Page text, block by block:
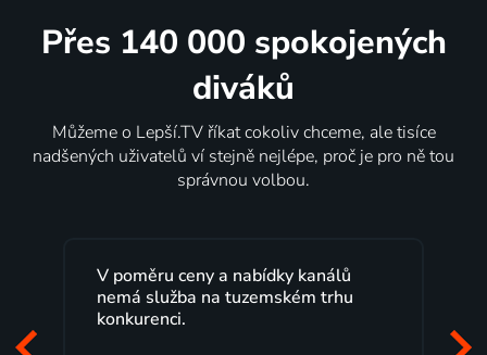
Přes 140 000 spokojených
diváků
Můžeme o Lepší.TV říkat cokoliv chceme, ale tisíce
nadšených uživatelů ví stejně nejlépe, proč je pro ně tou
správnou volbou.
Lepší.TV sleduji už několik let s
maximální spokojeností. Velký výběr
programů a nemuset běžet k TV na